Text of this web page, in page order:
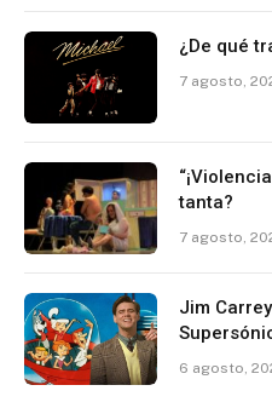
¿De qué
7 agosto,
tanta?
7 agosto,
Jim
6 agosto,